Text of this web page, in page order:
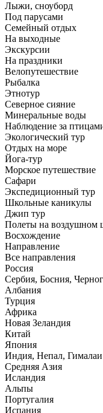
Лыжи, сноуборд
Под парусами
Семейный отдых
На выходные
Экскурсии
На праздники
Велопутешествие
Рыбалка
Этнотур
Северное сияние
Минеральные воды
Наблюдение за
Экологический тур
Отдых на море
Йога-тур
Морское путешествие
Сафари
Экспедиционный тур
Школьные каникулы
Джип тур
Полеты на воздушном
Восхождение
Направлениe
Все направления
Россия
Сербия, Босния,
Албания
Турция
Африка
Новая Зеландия
Китай
Япония
Индия, Непал, Гималаи
Средняя Азия
Исландия
Альпы
Португалия
Испания